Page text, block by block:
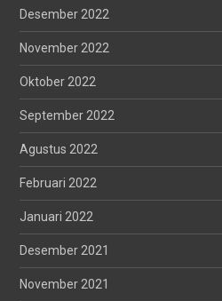
Desember 2022
November 2022
Oktober 2022
September 2022
Agustus 2022
Februari 2022
Januari 2022
Desember 2021
November 2021